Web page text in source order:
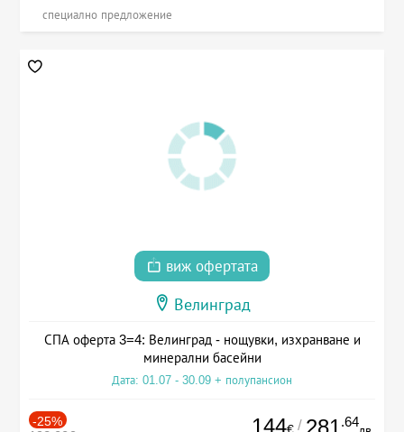
специално предложение
виж офертата
Велинград
СПА оферта 3=4: Велинград - нощувки, изхранване и
минерални басейни
Дата: 01.07 - 30.09 + полупансион
-25% 144 / 281 .64